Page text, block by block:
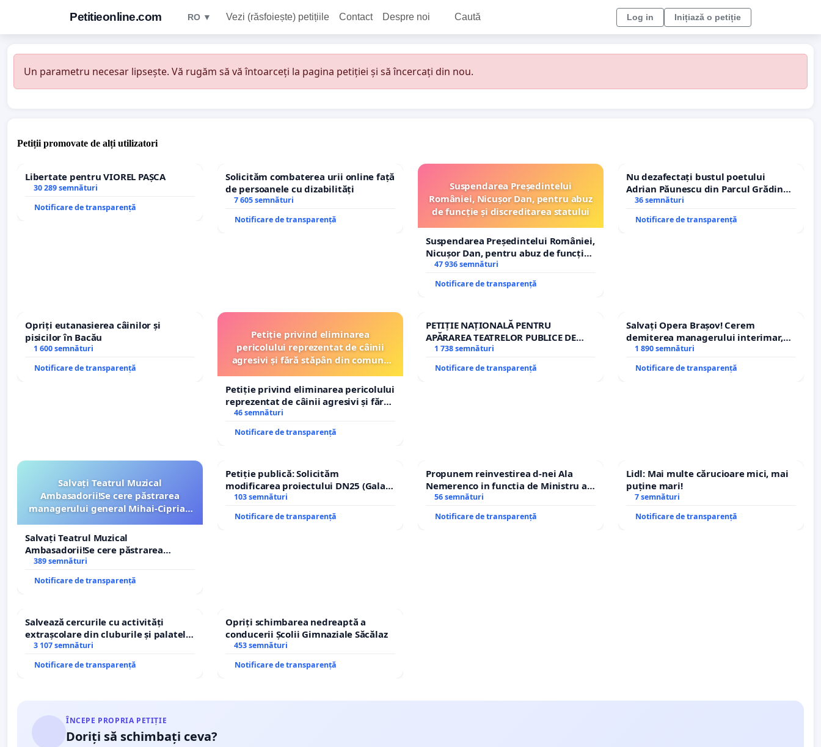
Petitieonline.com RO ▼ Vezi (răsfoiește) petițiile Contact Despre noi Caută Log in Inițiază o petiție
Un parametru necesar lipsește. Vă rugăm să vă întoarceți la pagina petiției și să încercați din nou.
Petiții promovate de alți utilizatori
Libertate pentru VIOREL PAȘCA
30 289 semnături
Notificare de transparență
Solicităm combaterea urii online față
de persoanele cu dizabilități
7 605 semnături
Notificare de transparență
Suspendarea Președintelui
României, Nicușor Dan, pentru abuz
de funcție și discreditarea statului
Suspendarea Președintelui României,
Nicușor Dan, pentru abuz de funcție
și discreditarea statului
47 936 semnături
Notificare de transparență
Nu dezafectați bustul poetului
Adrian Păunescu din Parcul Grădina
Icoanei! Stop cenzurii culturale!
36 semnături
Notificare de transparență
Opriți eutanasierea câinilor și
pisicilor în Bacău
1 600 semnături
Notificare de transparență
Petiție privind eliminarea
pericolului reprezentat de câinii
agresivi și fără stăpân din comuna
Petiție privind eliminarea pericolului
reprezentat de câinii agresivi și fără
stăpân din comuna Tunari
46 semnături
Notificare de transparență
PETIȚIE NAȚIONALĂ PENTRU
APĂRAREA TEATRELOR PUBLICE DE
REPERTORIU DIN ROMÂNIA
1 738 semnături
Notificare de transparență
Salvați Opera Brașov! Cerem
demiterea managerului interimar,
Petrean Lucian-Marius!
1 890 semnături
Notificare de transparență
Salvați Teatrul Muzical
Ambasadorii!Se cere păstrarea
managerului general Mihai-Ciprian
Salvați Teatrul Muzical
Ambasadorii!Se cere păstrarea
managerului general Mihai-Ciprian
ROGOJAN
389 semnături
Notificare de transparență
Petiție publică: Solicităm
modificarea proiectului DN25 (Galați
– Hanu Conachi) prin devierea
traseului în afara localităților!
103 semnături
Notificare de transparență
Propunem reinvestirea d-nei Ala
Nemerenco in functia de Ministru al
Sanatatii
56 semnături
Notificare de transparență
Lidl: Mai multe cărucioare mici, mai
puține mari!
7 semnături
Notificare de transparență
Salvează cercurile cu activități
extrașcolare din cluburile și palatele
copiilor
3 107 semnături
Notificare de transparență
Opriți schimbarea nedreaptă a
conducerii Școlii Gimnaziale Săcălaz
453 semnături
Notificare de transparență
ÎNCEPE PROPRIA PETIȚIE
Doriți să schimbați ceva?